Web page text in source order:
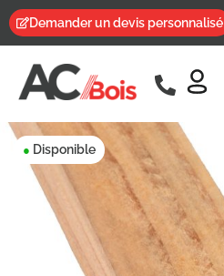
Demander un devis personnalisé
● Disponible